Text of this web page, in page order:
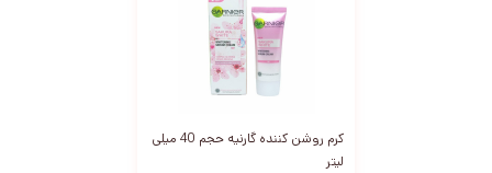
کرم روشن کننده گارنیه حجم 40 میلی
لیتر